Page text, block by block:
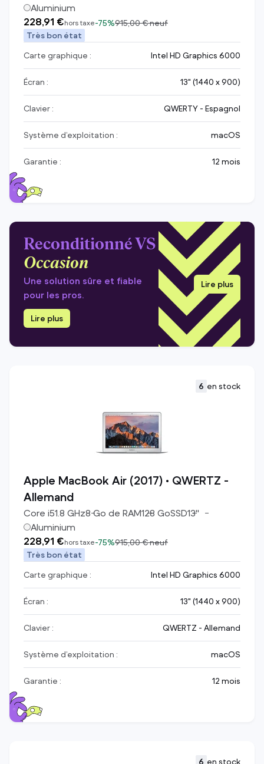
Aluminium
228,91 €hors taxe-75%915,00 €neuf
Très bon état
Carte graphique :
Intel HD Graphics 6000
Écran : 13" (1440 x 900)
Clavier : QWERTY - Espagnol
Système d’exploitation : macOS
Garantie : 12 mois
Reconditionné VS
Occasion
Une solution sûre et fiable
pour les pros.
Lire plus
Lire plus
6 en stock
Apple MacBook Air (2017) • QWERTZ -
Allemand
Core i51.8 GHz8Go de RAM128 GoSSD13"
Aluminium
228,91 €hors taxe-75%915,00 €neuf
Très bon état
Carte graphique :
Intel HD Graphics 6000
Écran : 13" (1440 x 900)
Clavier : QWERTZ - Allemand
Système d’exploitation : macOS
Garantie : 12 mois
6 en stock